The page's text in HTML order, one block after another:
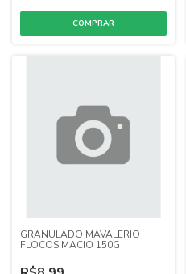
GRANULADO MAVALERIO
FLOCOS MACIO 150G